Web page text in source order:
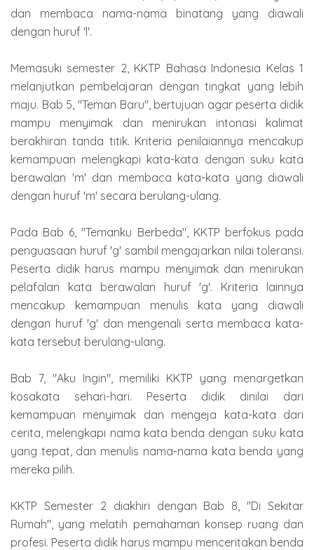
dan membaca nama-nama binatang yang diawali
dengan huruf 'l'.
Memasuki semester 2, KKTP Bahasa Indonesia Kelas 1
melanjutkan pembelajaran dengan tingkat yang lebih
maju. Bab 5, "Teman Baru", bertujuan agar peserta didik
mampu menyimak dan menirukan intonasi kalimat
berakhiran tanda titik. Kriteria penilaiannya mencakup
kemampuan melengkapi kata-kata dengan suku kata
berawalan 'm' dan membaca kata-kata yang diawali
dengan huruf 'm' secara berulang-ulang.
Pada Bab 6, "Temanku Berbeda", KKTP berfokus pada
penguasaan huruf 'g' sambil mengajarkan nilai toleransi.
Peserta didik harus mampu menyimak dan menirukan
pelafalan kata berawalan huruf 'g'. Kriteria lainnya
mencakup kemampuan menulis kata yang diawali
dengan huruf 'g' dan mengenali serta membaca kata-
kata tersebut berulang-ulang.
Bab 7, "Aku Ingin", memiliki KKTP yang menargetkan
kosakata sehari-hari. Peserta didik dinilai dari
kemampuan menyimak dan mengeja kata-kata dari
cerita, melengkapi nama kata benda dengan suku kata
yang tepat, dan menulis nama-nama kata benda yang
mereka pilih.
KKTP Semester 2 diakhiri dengan Bab 8, "Di Sekitar
Rumah", yang melatih pemahaman konsep ruang dan
profesi. Peserta didik harus mampu menceritakan benda